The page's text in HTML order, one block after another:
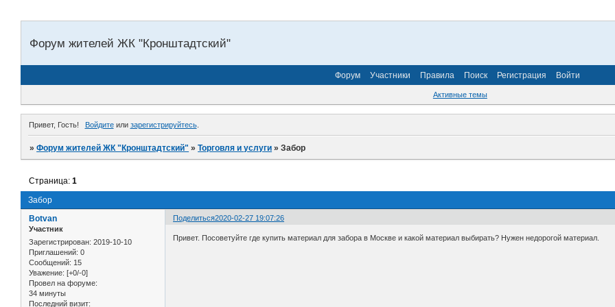
Форум жителей ЖК "Кронштадтский"
Форум Участники Правила Поиск Регистрация Войти
Активные темы
Привет, Гость! Войдитеили зарегистрируйтесь.
»Форум жителей ЖК "Кронштадтский" »Торговля и услуги »Забор
Забор
Страница:1
Поделиться2020-02-27 19:07:26
Botvan
Участник
Зарегистрирован: 2019-10-10
Приглашений: 0
Сообщений: 15
Уважение: [+0/-0]
Провел на форуме:
34 минуты
Последний визит:
Привет. Посоветуйте где купить материал для забора в Москве и какой материал выбирать? Нужен недорогой материал.